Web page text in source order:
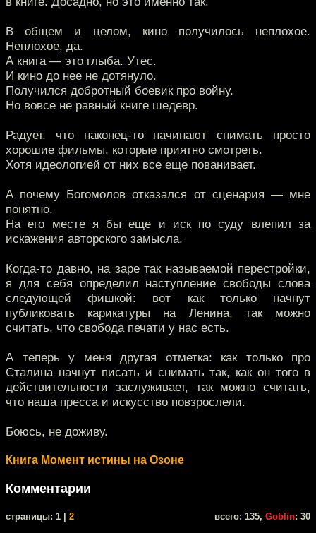
В общем и целом, кино получилось неплохое.
Неплохое, да.
А книга — это глыба. Утес.
И кино до нее не дотянуло.
Получился добротный боевик про войну.
Но вовсе не равный книге шедевр.
Радует, что наконец-то начинают снимать просто
хорошие фильмы, которые приятно смотреть.
Хотя идеологией от них все еще пованивает.
А почему Богомолов отказался от сценария — мне
понятно.
На его месте я бы еще и иск по суду влепил за
искажения авторского замысла.
Когда-то давно, на заре так называемой перестройки,
я для себя определил наступление свободы слова
следующей фишкой: вот как только начнут
публиковать карикатуры на Ленина, так можно
считать, что свобода печати у нас есть.
А теперь у меня другая отметка: как только про
Сталина начнут писать и снимать так, как он того в
действительности заслуживает, так можно считать,
что наша пресса и искусство повзрослели.
Боюсь, не доживу.
Книга Момент истины на Озоне
Комментарии
cтраницы: 1 | 2 всего: 135, Goblin: 30